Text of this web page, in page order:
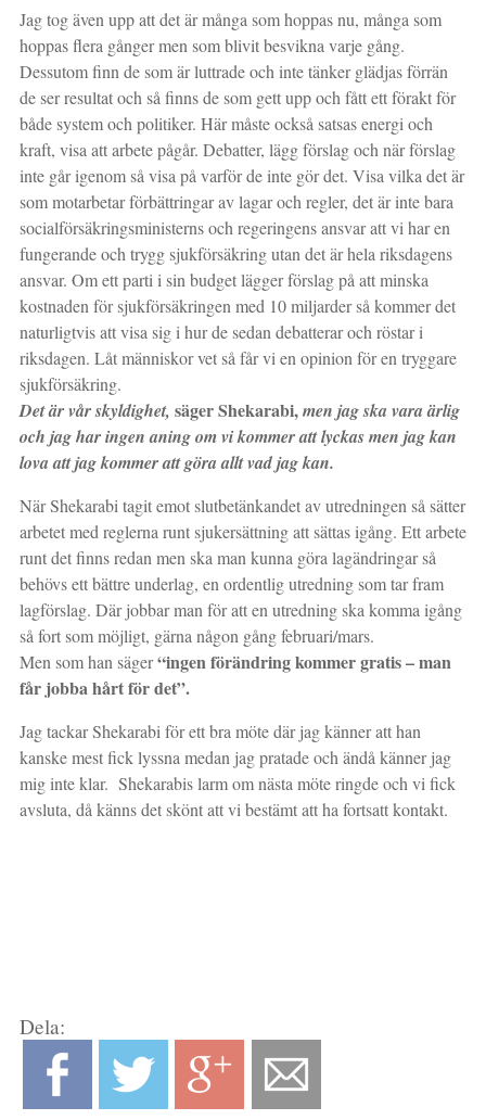
Jag tog även upp att det är många som hoppas nu, många som
hoppas flera gånger men som blivit besvikna varje gång.
Dessutom finn de som är luttrade och inte tänker glädjas förrän
de ser resultat och så finns de som gett upp och fått ett förakt för
både system och politiker. Här måste också satsas energi och
kraft, visa att arbete pågår. Debatter, lägg förslag och när förslag
inte går igenom så visa på varför de inte gör det. Visa vilka det är
som motarbetar förbättringar av lagar och regler, det är inte bara
socialförsäkringsministerns och regeringens ansvar att vi har en
fungerande och trygg sjukförsäkring utan det är hela riksdagens
ansvar. Om ett parti i sin budget lägger förslag på att minska
kostnaden för sjukförsäkringen med 10 miljarder så kommer det
naturligtvis att visa sig i hur de sedan debatterar och röstar i
riksdagen. Låt människor vet så får vi en opinion för en tryggare
sjukförsäkring.
Det är vår skyldighet, säger Shekarabi,men jag ska vara ärlig
och jag har ingen aning om vi kommer att lyckas men jag kan
lova att jag kommer att göra allt vad jag kan.
När Shekarabi tagit emot slutbetänkandet av utredningen så sätter
arbetet med reglerna runt sjukersättning att sättas igång. Ett arbete
runt det finns redan men ska man kunna göra lagändringar så
behövs ett bättre underlag, en ordentlig utredning som tar fram
lagförslag. Där jobbar man för att en utredning ska komma igång
så fort som möjligt, gärna någon gång februari/mars.
Men som han säger“ingen förändring kommer gratis – man
får jobba hårt för det”.
Jag tackar Shekarabi för ett bra möte där jag känner att han
kanske mest fick lyssna medan jag pratade och ändå känner jag
mig inte klar. Shekarabis larm om nästa möte ringde och vi fick
avsluta, då känns det skönt att vi bestämt att ha fortsatt kontakt.
Dela: